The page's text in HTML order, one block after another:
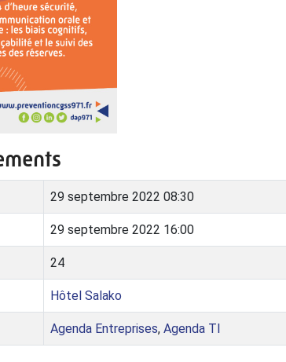
29 septembre 2022 08:30
29 septembre 2022 16:00
24
Hôtel Salako
Agenda Entreprises, Agenda TI